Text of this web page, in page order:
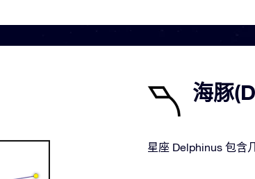
海豚
星座 Delphinus 包含